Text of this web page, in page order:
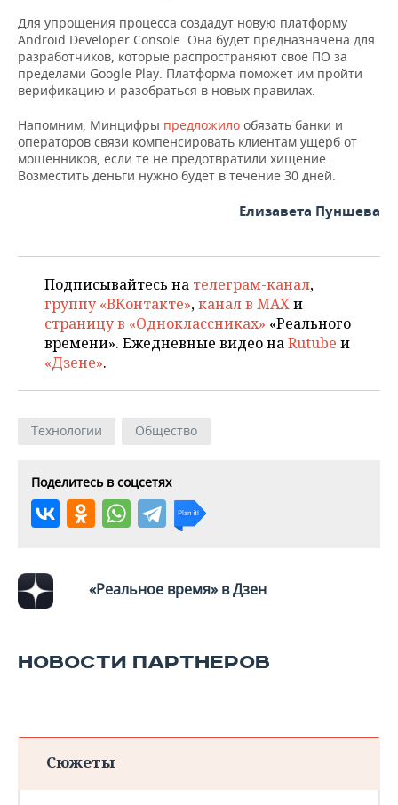
Для упрощения процесса создадут новую платформу
Android Developer Console. Она будет предназначена для
разработчиков, которые распространяют свое ПО за
пределами Google Play. Платформа поможет им пройти
верификацию и разобраться в новых правилах.
Напомним, Минцифры предложило обязать банки и
операторов связи компенсировать клиентам ущерб от
мошенников, если те не предотвратили хищение.
Возместить деньги нужно будет в течение 30 дней.
Елизавета Пуншева
Подписывайтесь на телеграм-канал,
группу «ВКонтакте»,канал в MAXи
страницу в «Одноклассниках» «Реального
времени». Ежедневные видео наRutube и
«Дзене».
Технологии Общество
Поделитесь в соцсетях
«Реальное время» в Дзен
НОВОСТИ ПАРТНЕРОВ
Сюжеты